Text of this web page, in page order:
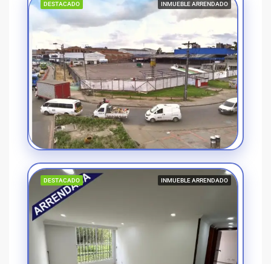
INMUEBLE ARRENDADO
DESTACADO
INMUEBLE ARRENDADO
DESTACADO